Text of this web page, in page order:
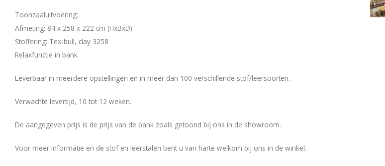
Toonzaaluitvoering:
Afmeting: 84 x 258 x 222 cm (HxBxD)
Stoffering: Tex-bull, clay 3258
Relaxfunctie in bank
Leverbaar in meerdere opstellingen en in meer dan 100 verschillende stof/leersoorten.
Verwachte levertijd, 10 tot 12 weken.
De aangegeven prijs is de prijs van de bank zoals getoond bij ons in de showroom.
Voor meer informatie en de stof en leerstalen bent u van harte welkom bij ons in de winkel.